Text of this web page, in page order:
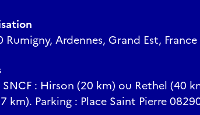
Rumigny, Ardennes, Grand Est, France
SNCF : Hirson (20 km) ou Rethel (40
km). Parking : Place Saint Pierre